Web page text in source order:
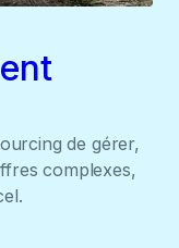
de gérer,
complexes,